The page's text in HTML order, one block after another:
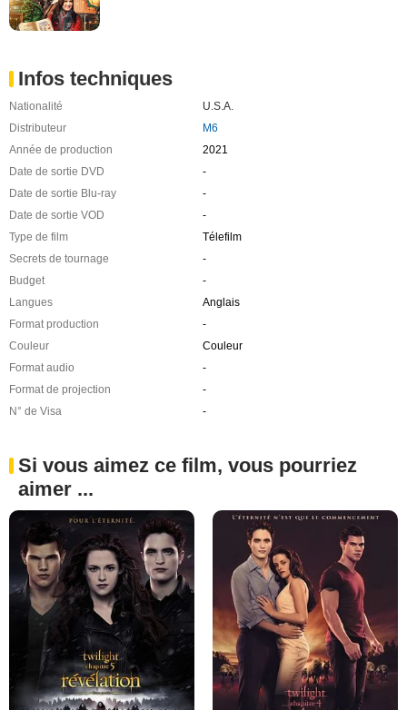
Infos techniques
Nationalité
U.S.A.
Distributeur
M6
Année de production
2021
Date de sortie DVD
-
Date de sortie Blu-ray
-
Date de sortie VOD
-
Type de film
Télefilm
Secrets de tournage
-
Budget
-
Langues
Anglais
Format production
-
Couleur
Couleur
Format audio
-
Format de projection
-
N° de Visa
-
Si vous aimez ce film, vous pourriez
aimer ...